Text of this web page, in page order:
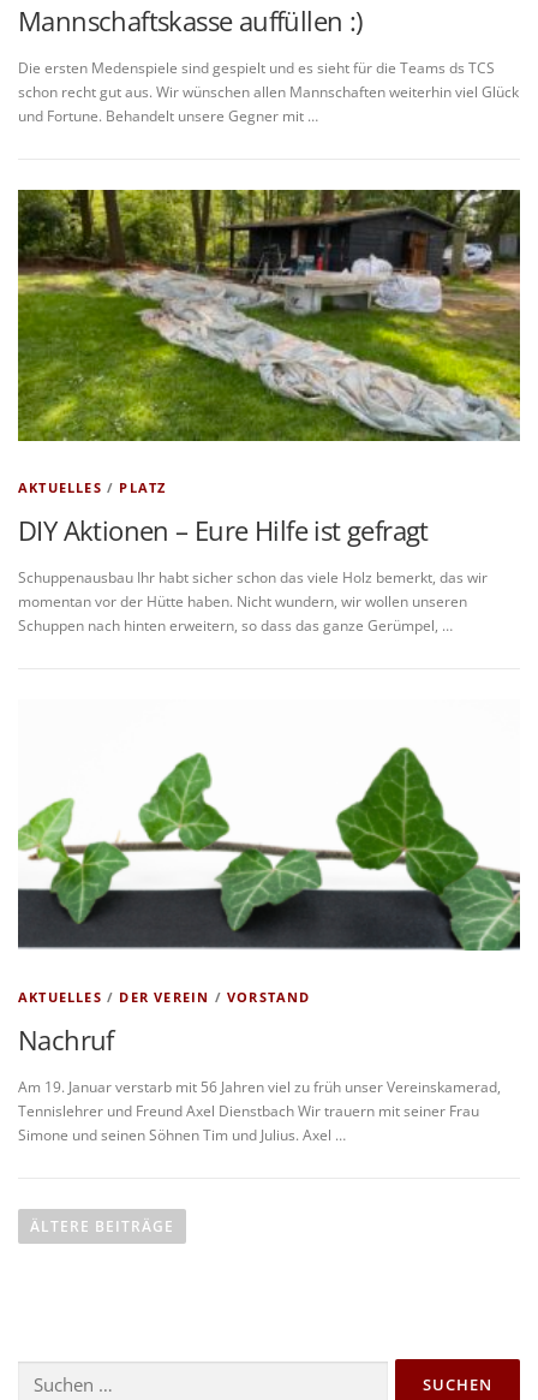
Mannschaftskasse auffüllen :)
Die ersten Medenspiele sind gespielt und es sieht für die Teams ds TCS
schon recht gut aus. Wir wünschen allen Mannschaften weiterhin viel Glück
und Fortune. Behandelt unsere Gegner mit …
AKTUELLES / PLATZ
DIY Aktionen – Eure Hilfe ist gefragt
Schuppenausbau Ihr habt sicher schon das viele Holz bemerkt, das wir
momentan vor der Hütte haben. Nicht wundern, wir wollen unseren
Schuppen nach hinten erweitern, so dass das ganze Gerümpel, …
AKTUELLES / DER VEREIN /VORSTAND
Nachruf
Am 19. Januar verstarb mit 56 Jahren viel zu früh unser Vereinskamerad,
Tennislehrer und Freund Axel Dienstbach Wir trauern mit seiner Frau
Simone und seinen Söhnen Tim und Julius. Axel …
eÄLTERE BEITRÄGE
nach: